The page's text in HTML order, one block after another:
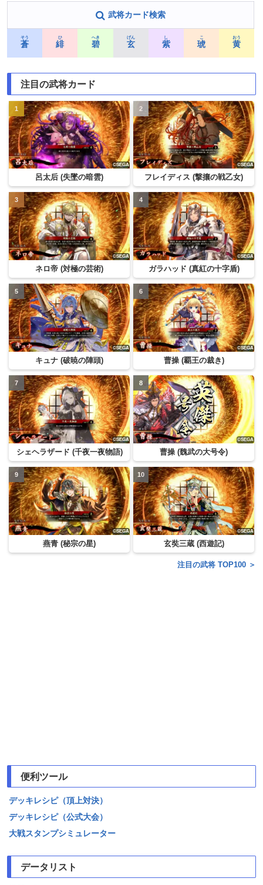
武将カード検索
蒼
そう
緋
ひ
碧
へき
玄
げん
紫
し
琥
こ
黄
おう
注目の武将カード
呂太后 (失墜の暗雲) フレイディス (撃攘の戦乙女)
ネロ帝 (対極の芸術) ガラハッド (真紅の十字盾)
キュナ (破暁の陣頭) 曹操 (覇王の裁き)
シェヘラザード (千夜一夜物語) 曹操 (魏武の大号令)
燕青 (秘宗の星) 玄奘三蔵 (西遊記)
注目の武将 TOP100 ＞
便利ツール
デッキレシピ（頂上対決）
デッキレシピ（公式大会）
大戦スタンプシミュレーター
データリスト